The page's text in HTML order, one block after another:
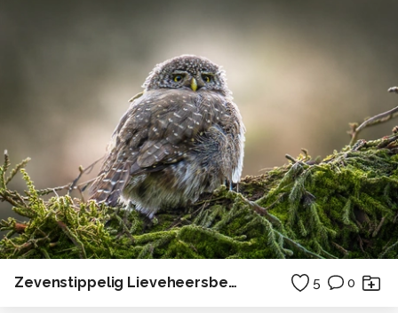
Zevenstippelig Lieveheersbeestje 5 0